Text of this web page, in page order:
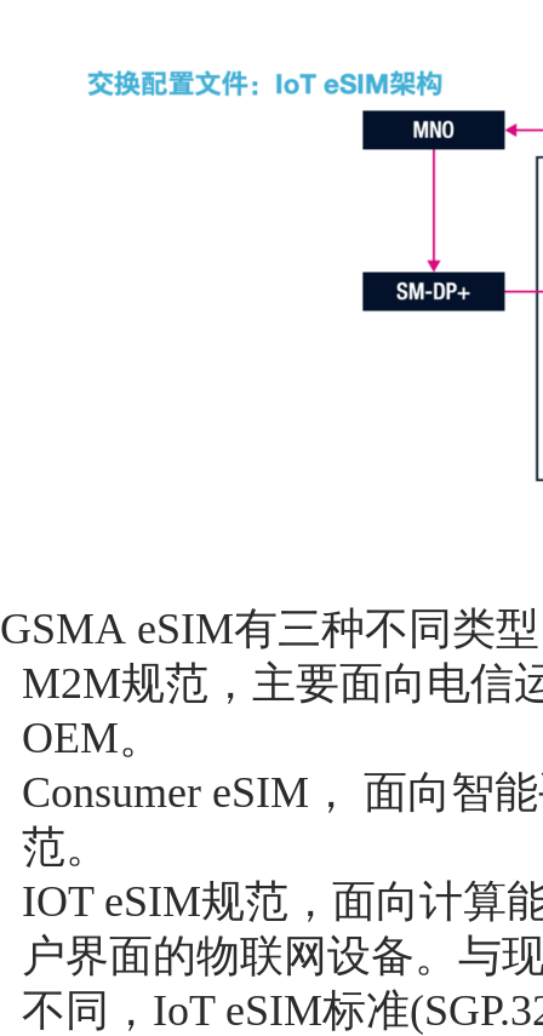
GSMA eSIM有三种不同类
M2M规范，主要面向电信
OEM。
Consumer eSIM， 面向智
范。
IOT eSIM规范，面向计算
户界面的物联网设备。与
不同，IoT eSIM标准